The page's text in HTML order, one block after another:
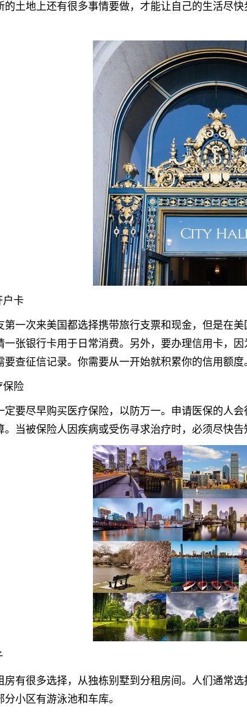
的土地上还有很多事情要做，才能让自己的生活尽
卡
次来美国都选择携带旅行支票和现金，但是在美
一张银行卡用于日常消费。另外，要办理信用卡，
要查征信记录。你需要从一开始就积累你的信用额度
险
尽早购买医疗保险，以防万一。申请医保的人会
。当被保险人因疾病或受伤寻求治疗时，必须尽快告
很多选择，从独栋别墅到分租房间。人们通常选
小区有游泳池和车库。